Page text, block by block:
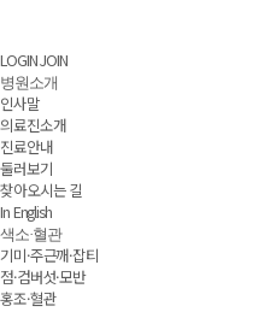
LOGINJOIN
병원소개
인사말
의료진소개
진료안내
둘러보기
찾아오시는 길
In English
색소·혈관
기미·주근깨·잡티
점·검버섯·모반
홍조·혈관